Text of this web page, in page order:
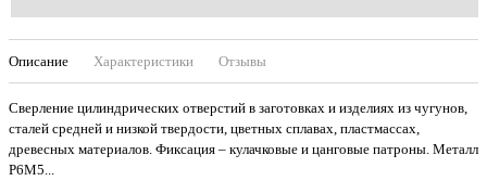
Описание Характеристики Отзывы
Сверление цилиндрических отверстий в заготовках и изделиях из чугунов,
сталей средней и низкой твердости, цветных сплавах, пластмассах,
древесных материалов. Фиксация – кулачковые и цанговые патроны. Металл
Р6М5...